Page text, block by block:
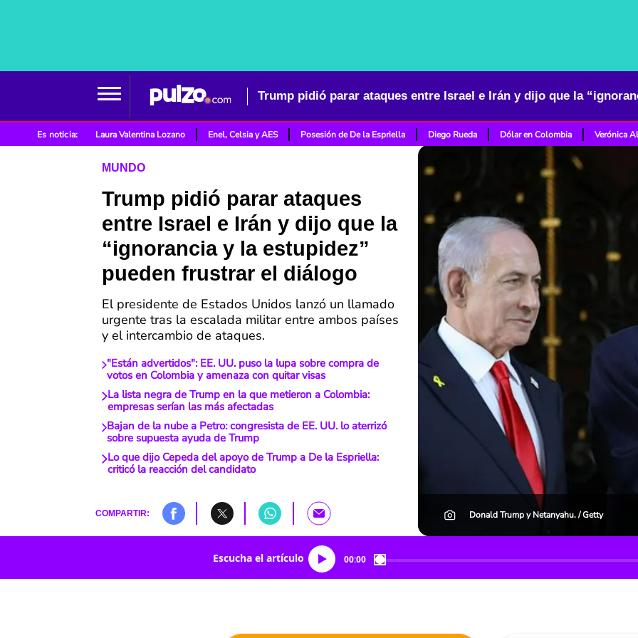
Es noticia: Laura Valentina Lozano Enel, Celsia y AES Posesión de De la Espriella Diego Rueda Dólar en Colombia Verónica
MUNDO
Trump pidió parar ataques
entre Israel e Irán y dijo que la
“ignorancia y la estupidez”
pueden frustrar el diálogo
El presidente de Estados Unidos lanzó un llamado
urgente tras la escalada militar entre ambos países
y el intercambio de ataques.
"Están advertidos": EE. UU. puso la lupa sobre compra de
votos en Colombia y amenaza con quitar visas
La lista negra de Trump en la que metieron a Colombia:
empresas serían las más afectadas
Bajan de la nube a Petro: congresista de EE. UU. lo aterrizó
sobre supuesta ayuda de Trump
Lo que dijo Cepeda del apoyo de Trump a De la Espriella:
criticó la reacción del candidato
COMPARTIR: Donald Trump y Netanyahu. / Getty
Escucha el artículo 00:00